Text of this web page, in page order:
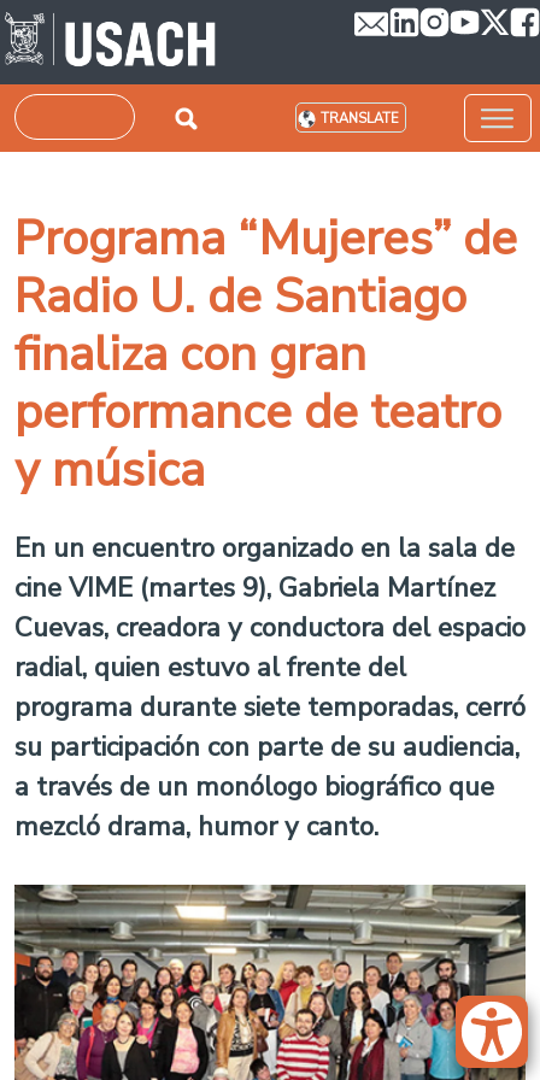
Skip to main content
Search TRANSLATE
Programa “Mujeres” de
Radio U. de Santiago
finaliza con gran
performance de teatro
y música
En un encuentro organizado en la sala de
cine VIME (martes 9), Gabriela Martínez
Cuevas, creadora y conductora del espacio
radial, quien estuvo al frente del
programa durante siete temporadas, cerró
su participación con parte de su audiencia,
a través de un monólogo biográfico que
mezcló drama, humor y canto.